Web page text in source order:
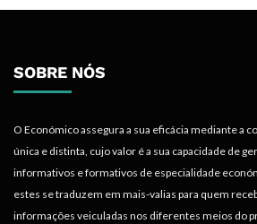
SOBRE NÓS
O Económico assegura a sua eficácia mediante a
única e distinta, cujo valor é a sua capacidade de
informativos e formativos de especialidade
estes se traduzem em mais-valias para quem
informações veiculadas nos diferentes meios do